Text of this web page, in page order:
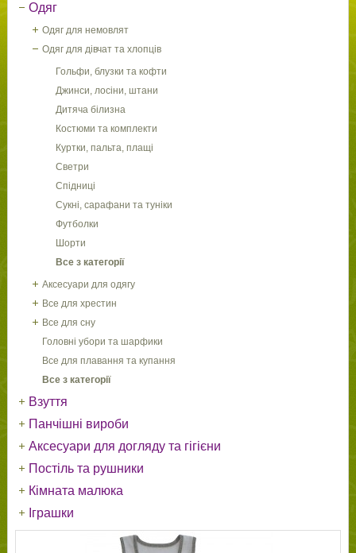
Одяг
Одяг для немовлят
Одяг для дівчат та хлопців
Гольфи, блузки та кофти
Джинси, лосіни, штани
Дитяча білизна
Костюми та комплекти
Куртки, пальта, плащі
Светри
Спідниці
Сукні, сарафани та туніки
Футболки
Шорти
Все з категорії
Аксесуари для одягу
Все для хрестин
Все для сну
Головні убори та шарфики
Все для плавання та купання
Все з категорії
Взуття
Панчішні вироби
Аксесуари для догляду та гігієни
Постіль та рушники
Кімната малюка
Іграшки